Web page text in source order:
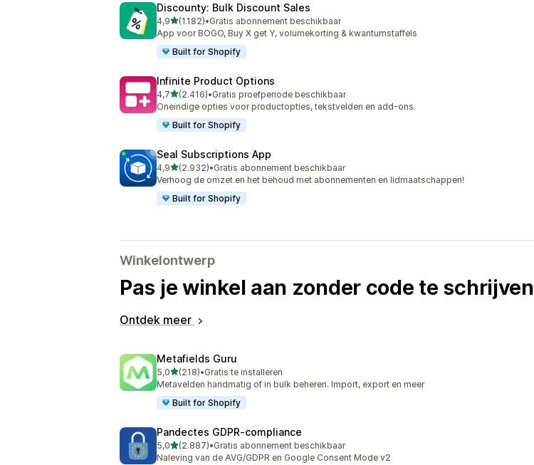
Discounty: Bulk Discount Sales
4,9van 5 sterren
(1.182)
1182 recensies in totaal
•Gratis abonnement beschikbaar
App voor BOGO, Buy X get Y, volumekorting & kwantumstaffels
Built for Shopify
Infinite Product Options
4,7van 5 sterren
(2.416)
2416 recensies in totaal
•Gratis proefperiode beschikbaar
Oneindige opties voor productopties, tekstvelden en add-ons
Built for Shopify
Seal Subscriptions App
4,9van 5 sterren
(2.932)
2932 recensies in totaal
•Gratis abonnement beschikbaar
Verhoog de omzet en het behoud met abonnementen en lidmaatschappen!
Built for Shopify
Winkelontwerp
Pas je winkel aan zonder code te schrijven
Ontdek meer
Metafields Guru
5,0van 5 sterren
(218)
218 recensies in totaal
•Gratis te installeren
Metavelden handmatig of in bulk beheren. Import, export en meer
Built for Shopify
Pandectes GDPR‑compliance
5,0van 5 sterren
(2.887)
2887 recensies in totaal
•Gratis abonnement beschikbaar
Naleving van de AVG/GDPR en Google Consent Mode v2